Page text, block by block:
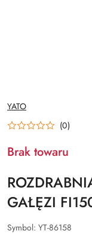
NAZWA
PRODUCENTA:
YATO
(0)
Brak towaru
GAŁĘZI
Symbol: YT-86158